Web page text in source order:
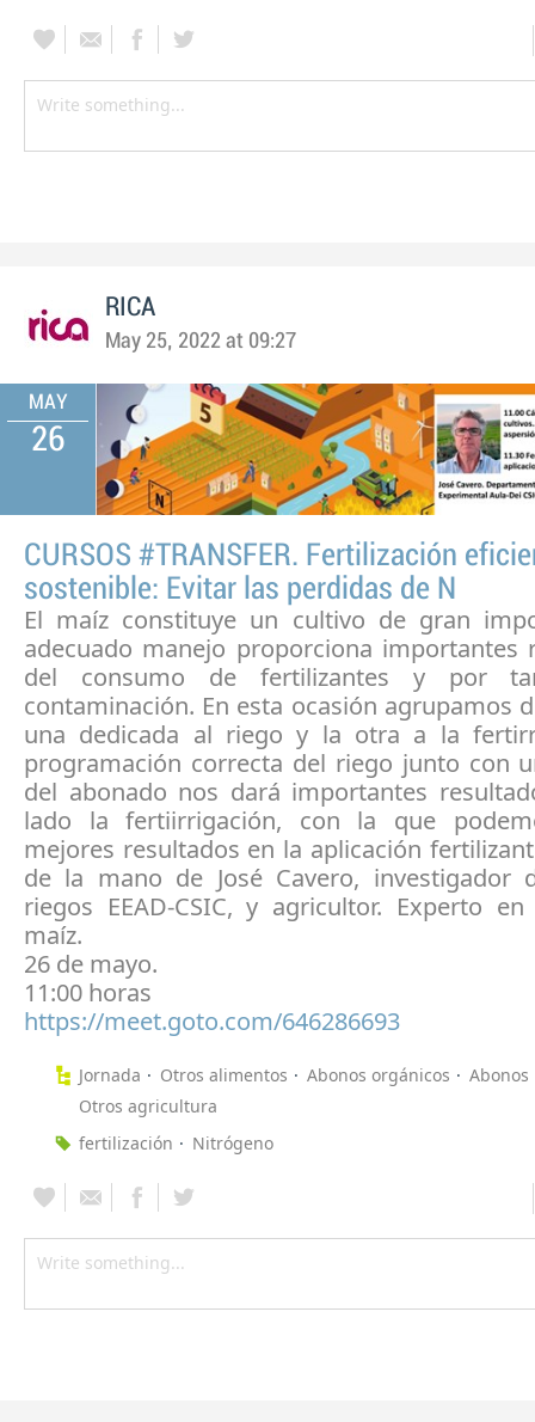
RICA
May 25, 2022 at 09:27
MAY
26
CURSOS #TRANSFER. Fertilización
sostenible: Evitar las perdidas de N
El maíz constituye un cultivo de gran
adecuado manejo proporciona importantes
del consumo de fertilizantes y por
contaminación. En esta ocasión agrupamos
una dedicada al riego y la otra a la
programación correcta del riego junto con
del abonado nos dará importantes
lado la fertiirrigación, con la que
mejores resultados en la aplicación
de la mano de José Cavero, investigador
riegos EEAD-CSIC, y agricultor. Experto
maíz.
26 de mayo.
11:00 horas
https://meet.goto.com/646286693
Jornada Otros alimentos Abonos orgánicos
Otros agricultura
fertilización
Nitrógeno